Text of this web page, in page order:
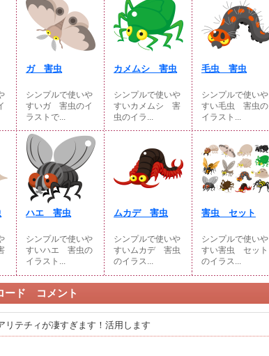
ガ 害虫
シンプルで使いや
すいガ 害虫のイ
ラストで...
カメムシ 害虫
シンプルで使いや
すいカメムシ 害
虫のイラ...
毛虫 害虫
シンプルで使いや
すい毛虫 害虫の
イラスト...
ハエ 害虫
シンプルで使いや
すいハエ 害虫の
イラスト...
ムカデ 害虫
シンプルで使いや
すいムカデ 害虫
のイラス...
害虫 セット
シンプルで使いや
すい害虫 セット
のイラス...
ード コメント
リテチィが凄すぎます！活用します